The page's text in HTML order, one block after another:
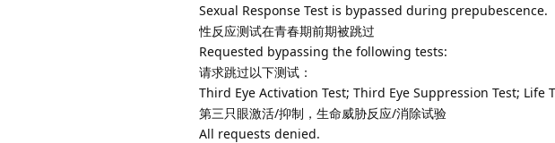
Sexual Response Test is bypassed during prepubescence.
性反应测试在青春期前期被跳过
Requested bypassing the following tests:
请求跳过以下测试：
Third Eye Activation Test; Third Eye Suppression Test;
第三只眼激活/抑制，生命威胁反应/消除试验
All requests denied.